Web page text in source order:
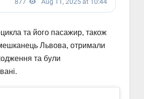
та його пасажир, також
Львова, отримали
та були